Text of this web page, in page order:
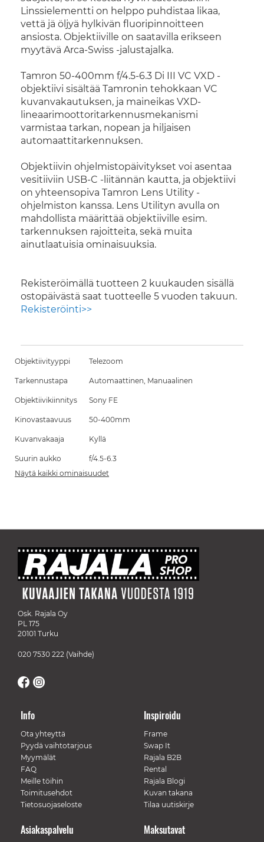
Linssielementti on helppo puhdistaa likaa,
vettä jä öljyä hylkivän fluoripinnoitteen
ansiosta. Objektiiville on saatavilla erikseen
myytävä Arca-Swiss -jalustajalka.
Tamron 50-400mm f/4.5-6.3 Di III VC VXD -
objektiivi sisältää Tamronin tehokkaan VC
kuvanvakautuksen, ja maineikas VXD-
lineaarimoottoritarkennusmekanismi
varmistaa tarkan, nopean ja hiljaisen
automaattitarkennuksen.
Objektiivin ohjelmistopäivitykset voi asentaa
vesitiiviin USB-C -liitännän kautta, ja objektiivi
on yhteensopiva Tamron Lens Utility -
ohjelmiston kanssa. Lens Utilityn avulla on
mahdollista määrittää objektiiville esim.
tarkennuksen rajoitteita, sekä muita
ainutlaatuisia ominaisuuksia.
Rekisteröimällä tuotteen 2 kuukauden sisällä
ostopäivästä saat tuotteelle 5 vuoden takuun.
Rekisteröinti>>
Objektiivityyppi Telezoom
Tarkennustapa Automaattinen, Manuaalinen
Objektiivikiinnitys Sony FE
Kinovastaavuus 50-400mm
Kuvanvakaaja Kyllä
Suurin aukko
f/4.5-6.3
Näytä kaikki ominaisuudet
Osk. Rajala Oy
PL 175
20101 Turku
020 7530 222 (Vaihde)
Info
Ota yhteyttä
Pyydä vaihtotarjous
Myymälät
FAQ
Meille töihin
Toimitusehdot
Tietosuojaseloste
Inspiroidu
Frame
Swap It
Rajala B2B
Rental
Rajala Blogi
Kuvan takana
Tilaa uutiskirje
Maksutavat
Asiakaspalvelu